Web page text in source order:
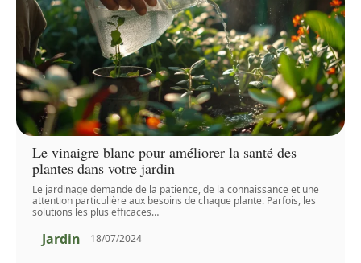
Le vinaigre blanc pour améliorer la santé des
plantes dans votre jardin
Le jardinage demande de la patience, de la connaissance et une
attention particulière aux besoins de chaque plante. Parfois, les
solutions les plus efficaces…
Jardin 18/07/2024